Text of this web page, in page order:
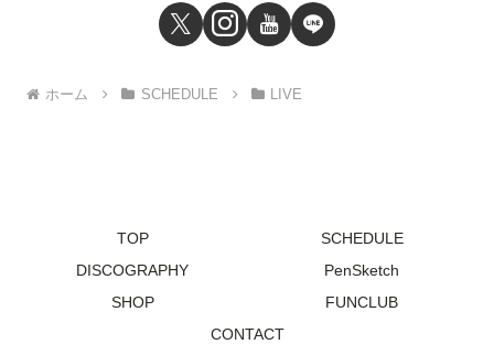
ホーム SCHEDULE LIVE
TOP
SCHEDULE
DISCOGRAPHY
PenSketch
SHOP
FUNCLUB
CONTACT